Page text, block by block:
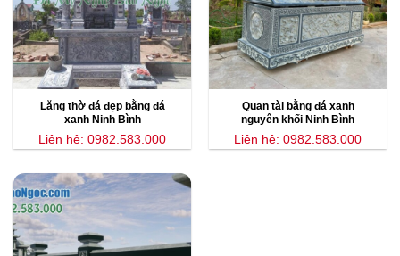
Lăng thờ đá đẹp bằng đá
xanh Ninh Bình
Liên hệ: 0982.583.000
Quan tài bằng đá xanh
nguyên khối Ninh Bình
Liên hệ: 0982.583.000